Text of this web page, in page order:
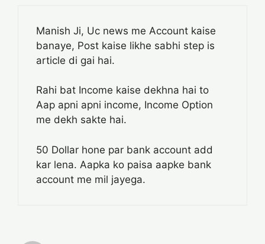
Manish Ji, Uc news me Account kaise
banaye, Post kaise likhe sabhi step is
article di gai hai.
Rahi bat Income kaise dekhna hai to
Aap apni apni income, Income Option
me dekh sakte hai.
50 Dollar hone par bank account add
kar lena. Aapka ko paisa aapke bank
account me mil jayega.